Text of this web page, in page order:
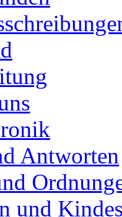
Antworten
und